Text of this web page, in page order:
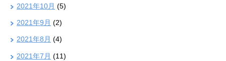
2021年10月 (5)
2021年9月 (2)
2021年8月 (4)
2021年7月 (11)